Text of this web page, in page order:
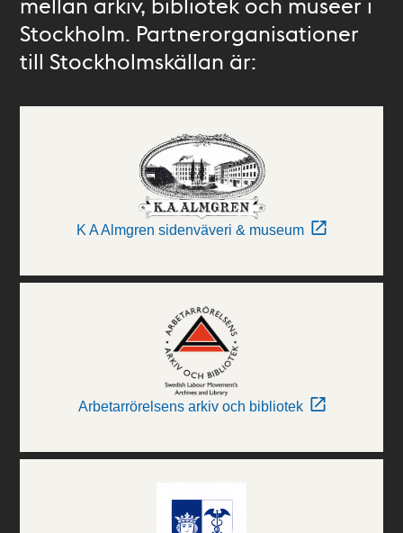
Stockholm. Partnerorganisationer
till Stockholmskällan är:
K A Almgren sidenväveri & museum
Arbetarrörelsens arkiv och bibliotek